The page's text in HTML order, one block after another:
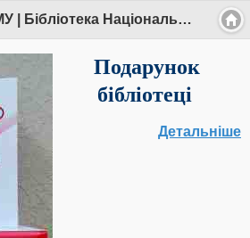
Бібліотека НМУ | Бібліотека Національного медичного університету імені О.О.Богомольця
Подарунок
бібліотеці
Детальніше